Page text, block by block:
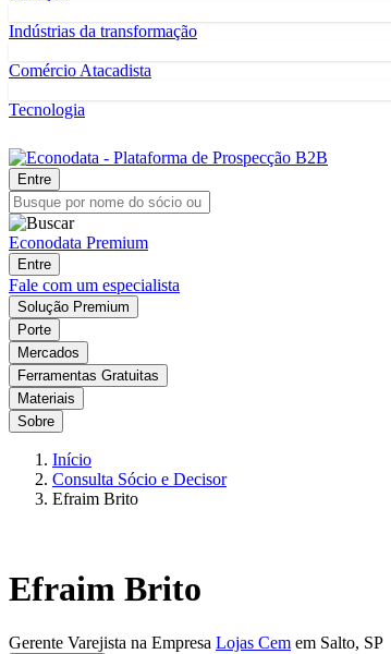
Indústrias da transformação
Comércio Atacadista
Tecnologia
Entre
Econodata Premium
Entre
Fale com um especialista
Solução Premium
Porte
Mercados
Ferramentas Gratuitas
Materiais
Sobre
Início
Consulta Sócio e Decisor
Efraim Brito
Efraim Brito
Gerente Varejista na Empresa Lojas Cem em Salto, SP